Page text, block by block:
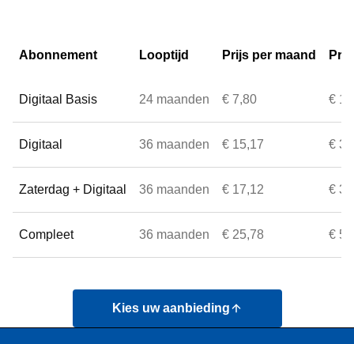
Abonnement Looptijd Prijs per maand
Digitaal Basis 24 maanden € 7,80 €
Digitaal 36 maanden € 15,17 €
Zaterdag + Digitaal 36 maanden € 17,12 €
Compleet 36 maanden € 25,78 €
Kies uw aanbieding